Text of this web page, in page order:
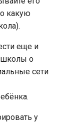
какую
еще и
школы о
сети
у